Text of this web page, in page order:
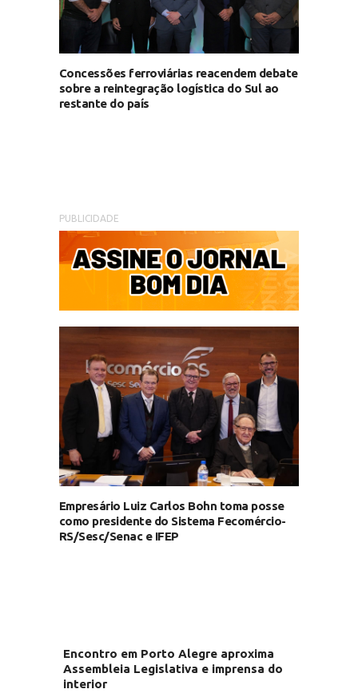
Concessões ferroviárias reacendem debate
sobre a reintegração logística do Sul ao
restante do país
PUBLICIDADE
Empresário Luiz Carlos Bohn toma posse
como presidente do Sistema Fecomércio-
RS/Sesc/Senac e IFEP
Encontro em Porto Alegre aproxima
Assembleia Legislativa e imprensa do
interior